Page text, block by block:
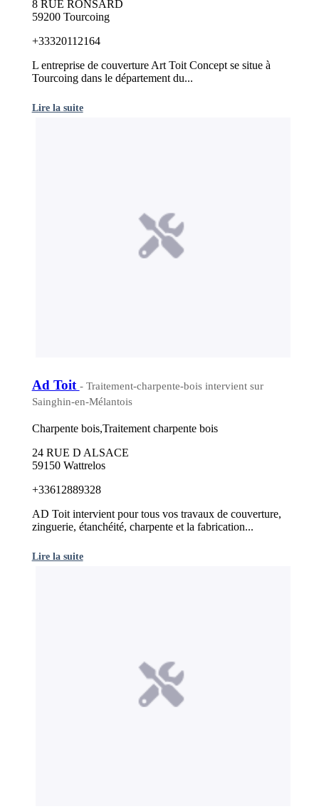
8 RUE RONSARD
59200 Tourcoing
+33320112164
L entreprise de couverture Art Toit Concept se situe à
Tourcoing dans le département du...
Lire la suite
Ad Toit - Traitement-charpente-bois intervient sur
Sainghin-en-Mélantois
Charpente bois,Traitement charpente bois
24 RUE D ALSACE
59150 Wattrelos
+33612889328
AD Toit intervient pour tous vos travaux de couverture,
zinguerie, étanchéité, charpente et la fabrication...
Lire la suite